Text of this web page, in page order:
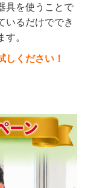
具を使うことで
いるだけででき
。
しください！